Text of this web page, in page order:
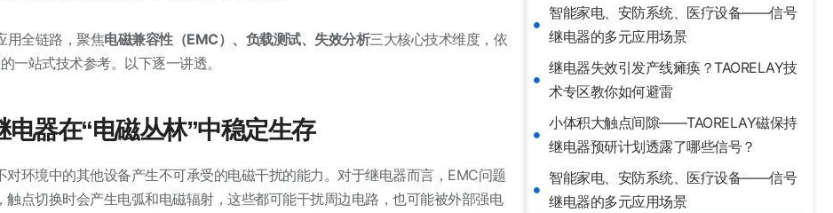
用全链路，聚焦电磁兼容性（EMC）、负载测试、失效分析三大核心技术维度，依
一站式技术参考。以下逐一讲透。
器在“电磁丛林”中稳定生存
环境中的其他设备产生不可承受的电磁干扰的能力。对于继电器而言，EMC问题
点切换时会产生电弧和电磁辐射，这些都可能干扰周边电路，也可能被外部强电
智能家电、安防系统、医疗设备——信号
继电器的多元应用场景
继电器失效引发产线瘫痪？TAORELAY技
术专区教你如何避雷
小体积大触点间隙——TAORELAY磁保持
继电器预研计划透露了哪些信号？
智能家电、安防系统、医疗设备——信号
继电器的多元应用场景